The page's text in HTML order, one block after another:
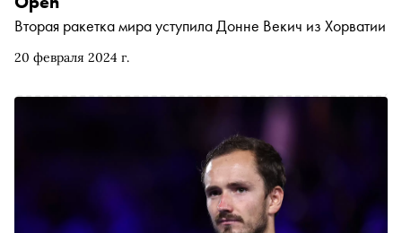
20 февраля 2024 г.
Вторая ракетка мира уступила Донне Векич из Хорватии